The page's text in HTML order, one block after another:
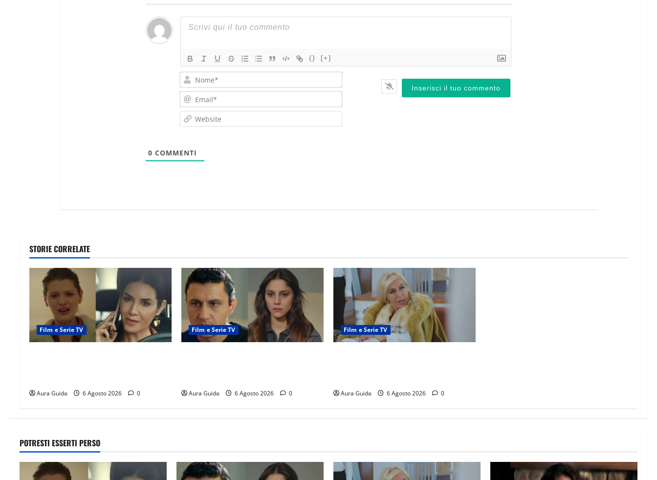
{} [+]
0 COMMENTI
STORIE CORRELATE
Film e Serie TV
Aura Guida 6 Agosto 2026 0
Film e Serie TV
Aura Guida 6 Agosto 2026 0
Film e Serie TV
Aura Guida 6 Agosto 2026 0
POTRESTI ESSERTI PERSO